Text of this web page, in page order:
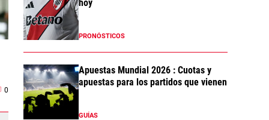
0
hoy
PRONÓSTICOS
Apuestas Mundial 2026 : Cuotas y
apuestas para los partidos que vienen
GUÍAS